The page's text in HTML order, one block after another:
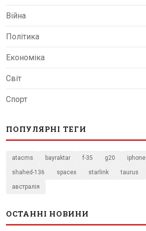
Війна
Політика
Економіка
Світ
Спорт
ПОПУЛЯРНІ ТЕГИ
atacms bayraktar f-35 g20 iphone
shahed-136 spacex starlink taurus
австралія
ОСТАННІ НОВИНИ